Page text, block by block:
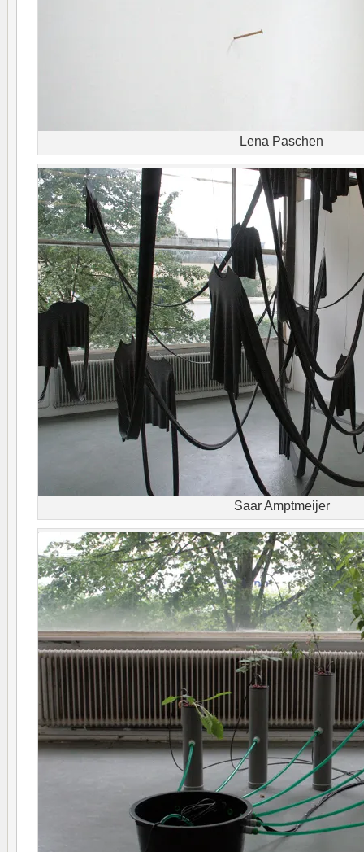
Lena Paschen
Saar Amptmeijer